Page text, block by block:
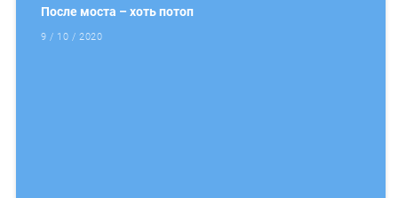
После моста – хоть потоп
9 / 10 / 2020